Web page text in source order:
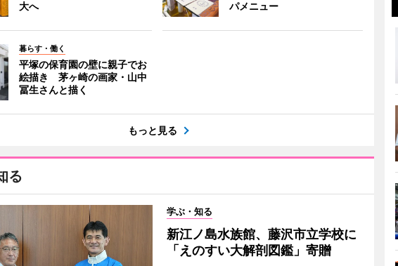
大へ
パメニュー
暮らす・働く
平塚の保育園の壁に親子でお
絵描き 茅ヶ崎の画家・山中
冨生さんと描く
もっと見る
る
学ぶ・知る
新江ノ島水族館、藤沢市立学校に
「えのすい大解剖図鑑」寄贈